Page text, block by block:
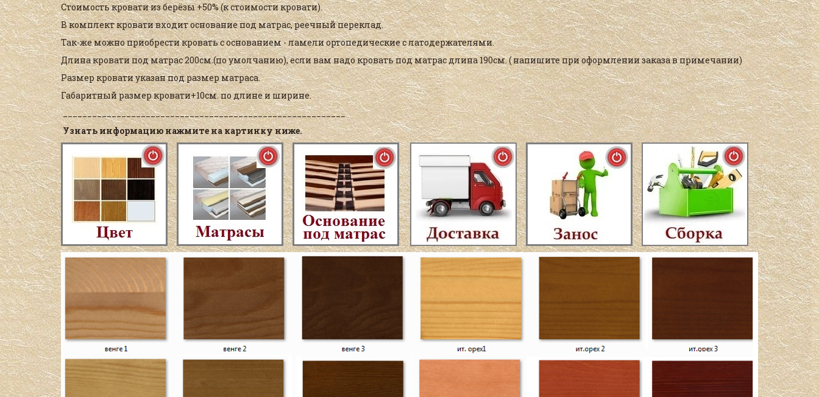
Стоимость кровати из берёзы +50% (к стоимости кровати).
В комплект кровати входит основание под матрас, реечный переклад.
Так-же можно приобрести кровать с основанием - ламели ортопедические с латодержателями.
Длина кровати под матрас 200см.(по умолчанию), если вам надо кровать под матрас длина 190см. ( напишите при оформлении заказа в примечании)
Размер кровати указан под размер матраса.
Габаритный размер кровати+10см. по длине и ширине.
__________________________________________________________
Узнать информацию нажмите на картинку ниже.